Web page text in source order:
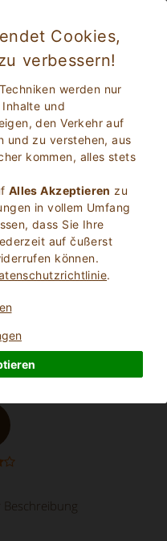
Cookies,
verbessern!
werden nur
und
den Verkehr auf
und zu verstehen, aus
kommen, alles stets
Alles Akzeptieren zu
in vollem Umfang
dass Sie Ihre
auf čußerst
können.
.
BUCHEN SIE
Sehr gut
8.1
Unterkunft